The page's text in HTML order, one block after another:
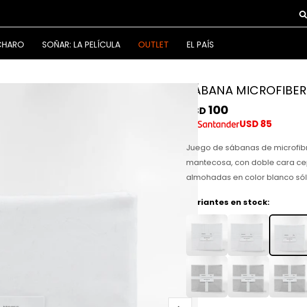
SOÑAR: LA PELÍCULA OUTLET EL PAÍS
SÁBANA
USD 100
USD85
Juego de sábanas de
mantecosa, con doble cara
almohadas en color blanco
Variantes en stock: